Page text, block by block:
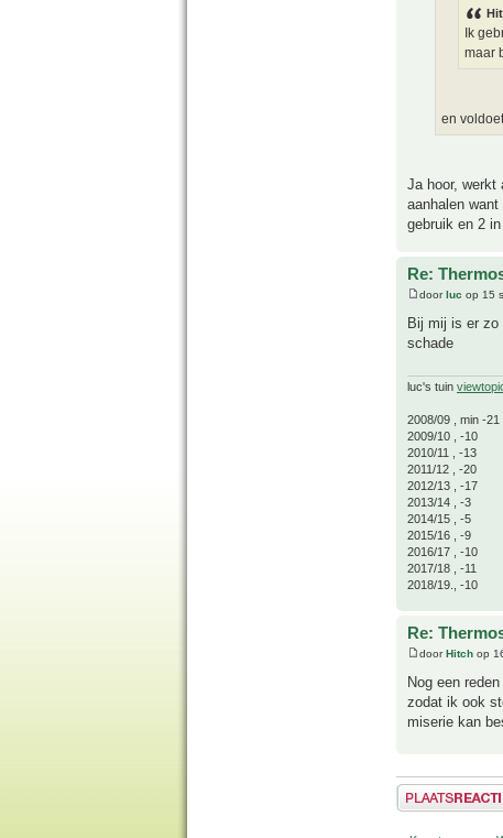
Ik
maar
en
Ja hoor, werkt
aanhalen
gebruik en 2
Re:
doorluc op 15
Bij mij is er zo
schade
luc's tuin
2008/09 , min -21
2009/10 , -10
2010/11 , -13
2011/12 , -20
2012/13 , -17
2013/14 , -3
2014/15 , -5
2015/16 , -9
2016/17 , -10
2017/18 , -11
2018/19., -10
Re:
doorHitch op
Nog een
zodat ik ook
miserie kan
Plaats een reactie